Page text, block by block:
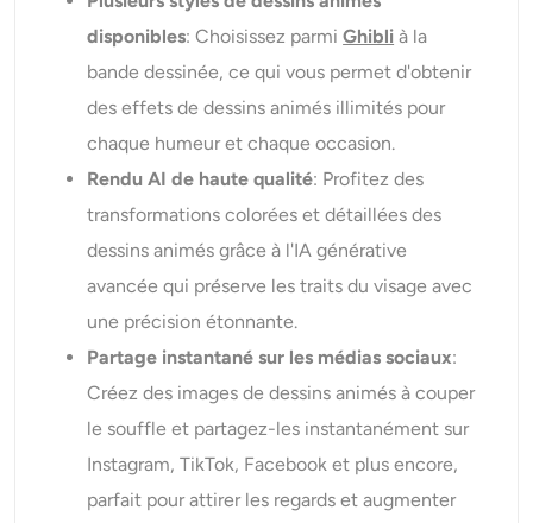
disponibles: Choisissez parmiGhibli à la
bande dessinée, ce qui vous permet d'obtenir
des effets de dessins animés illimités pour
chaque humeur et chaque occasion.
Rendu AI de haute qualité: Profitez des
transformations colorées et détaillées des
dessins animés grâce à l'IA générative
avancée qui préserve les traits du visage avec
une précision étonnante.
Partage instantané sur les médias sociaux:
Créez des images de dessins animés à couper
le souffle et partagez-les instantanément sur
Instagram, TikTok, Facebook et plus encore,
parfait pour attirer les regards et augmenter